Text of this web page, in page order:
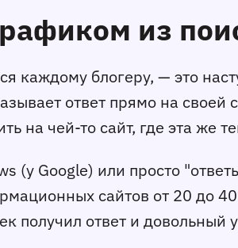
из
каждому блогеру, — это
ответ прямо на
на чей-то сайт, где эта же
(у Google) или просто
сайтов от 20 до
получил ответ и